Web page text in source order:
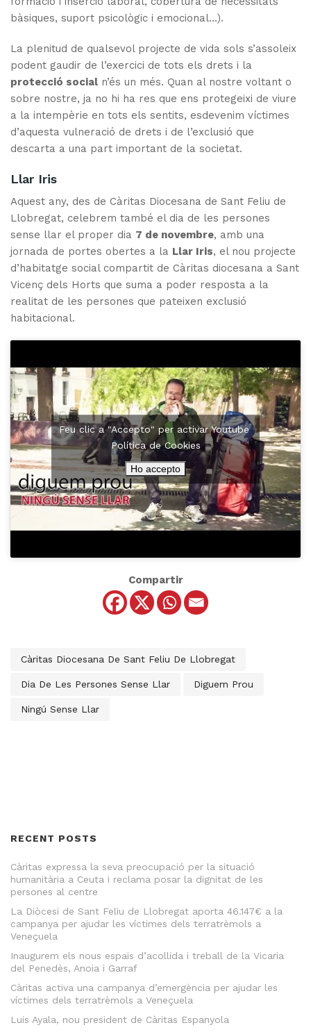
bàsiques, suport psicològic i emocional…).
La plenitud de qualsevol projecte de vida sols s’assoleix
podent gaudir de l’exercici de tots els drets i la
protecció social n’és un més. Quan al nostre voltant o
sobre nostre, ja no hi ha res que ens protegeixi de viure
a la intempèrie en tots els sentits, esdevenim víctimes
d’aquesta vulneració de drets i de l’exclusió que
descarta a una part important de la societat.
Llar Iris
Aquest any, des de Càritas Diocesana de Sant Feliu de
Llobregat, celebrem també el dia de les persones
sense llar el proper dia 7 de novembre, amb una
jornada de portes obertes a la Llar Iris, el nou projecte
d’habitatge social compartit de Càritas diocesana a Sant
Vicenç dels Horts que suma a poder resposta a la
realitat de les persones que pateixen exclusió
habitacional.
Feu clic a "Accepto" per activar Youtube
Política de Cookies
Ho accepto
Compartir
Càritas Diocesana De Sant Feliu De Llobregat
Dia De Les Persones Sense Llar Diguem Prou
Ningú Sense Llar
RECENT POSTS
Càritas expressa la seva preocupació per la situació
humanitària a Ceuta i reclama posar la dignitat de les
persones al centre
La Diòcesi de Sant Feliu de Llobregat aporta 46.147€ a la
campanya per ajudar les víctimes dels terratrèmols a
Veneçuela
Inaugurem els nous espais d’acollida i treball de la Vicaria
del Penedès, Anoia i Garraf
Càritas activa una campanya d’emergència per ajudar les
víctimes dels terratrèmols a Veneçuela
Luis Ayala, nou president de Càritas Espanyola